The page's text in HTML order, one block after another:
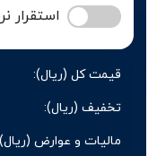
استقرار
قیمت کل (ریال):
تخفیف (ریال):
مالیات و عوارض